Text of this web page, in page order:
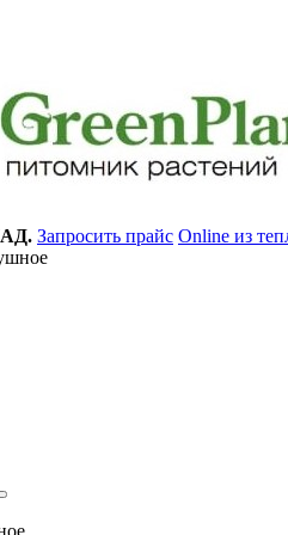
Запросить прайс Online из